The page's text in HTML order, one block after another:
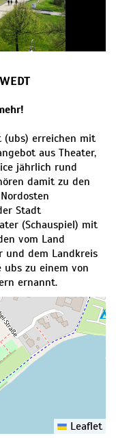
(ubs) erreichen mit
aus Theater,
jährlich rund
damit zu den
Stadt
(Schauspiel) mit
vom Land
und dem Landkreis
ubs zu einem von
ernannt.
Leaflet